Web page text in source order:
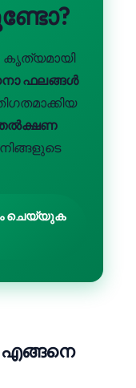
കൃത്യമായി
ഫലങ്ങൾ
ചെയ്യുക